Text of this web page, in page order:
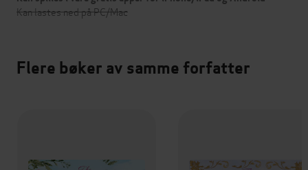
Kan lastes ned på PC/Mac
Flere bøker av samme forfatter